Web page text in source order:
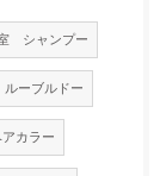
シャンプー
ルーブルドー
カラー